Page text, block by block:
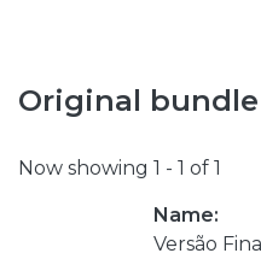
Original bundle
Now showing 1 - 1 of 1
Name:
Versão